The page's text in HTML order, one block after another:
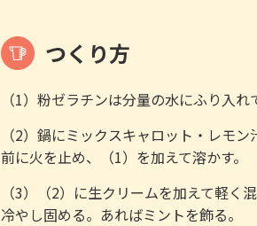
つくり方
（1）粉ゼラチンは分量の水にふり入れ
（2）鍋にミックスキャロット・レモ
前に火を止め、（1）を加えて溶かす。
（3）（2）に生クリームを加えて軽く
冷やし固める。あればミントを飾る。